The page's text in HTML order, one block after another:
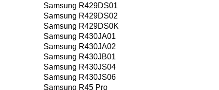
Samsung R429DS01
Samsung R429DS02
Samsung R429DS0K
Samsung R430JA01
Samsung R430JA02
Samsung R430JB01
Samsung R430JS04
Samsung R430JS06
Samsung R45 Pro